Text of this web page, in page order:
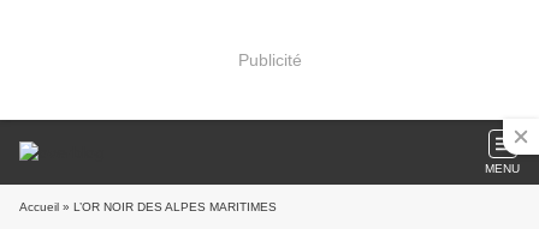
Publicité
MENU
Accueil » L’OR NOIR DES ALPES MARITIMES